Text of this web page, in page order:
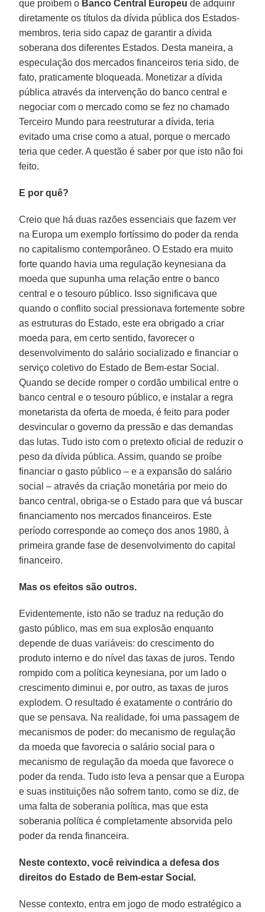
que proíbem o Banco Central Europeu de adquirir
diretamente os títulos da dívida pública dos Estados-
membros, teria sido capaz de garantir a dívida
soberana dos diferentes Estados. Desta maneira, a
especulação dos mercados financeiros teria sido, de
fato, praticamente bloqueada. Monetizar a dívida
pública através da intervenção do banco central e
negociar com o mercado como se fez no chamado
Terceiro Mundo para reestruturar a dívida, teria
evitado uma crise como a atual, porque o mercado
teria que ceder. A questão é saber por que isto não foi
feito.
E por quê?
Creio que há duas razões essenciais que fazem ver
na Europa um exemplo fortíssimo do poder da renda
no capitalismo contemporâneo. O Estado era muito
forte quando havia uma regulação keynesiana da
moeda que supunha uma relação entre o banco
central e o tesouro público. Isso significava que
quando o conflito social pressionava fortemente sobre
as estruturas do Estado, este era obrigado a criar
moeda para, em certo sentido, favorecer o
desenvolvimento do salário socializado e financiar o
serviço coletivo do Estado de Bem-estar Social.
Quando se decide romper o cordão umbilical entre o
banco central e o tesouro público, e instalar a regra
monetarista da oferta de moeda, é feito para poder
desvincular o governo da pressão e das demandas
das lutas. Tudo isto com o pretexto oficial de reduzir o
peso da dívida pública. Assim, quando se proíbe
financiar o gasto público – e a expansão do salário
social – através da criação monetária por meio do
banco central, obriga-se o Estado para que vá buscar
financiamento nos mercados financeiros. Este
período corresponde ao começo dos anos 1980, à
primeira grande fase de desenvolvimento do capital
financeiro.
Mas os efeitos são outros.
Evidentemente, isto não se traduz na redução do
gasto público, mas em sua explosão enquanto
depende de duas variáveis: do crescimento do
produto interno e do nível das taxas de juros. Tendo
rompido com a política keynesiana, por um lado o
crescimento diminui e, por outro, as taxas de juros
explodem. O resultado é exatamente o contrário do
que se pensava. Na realidade, foi uma passagem de
mecanismos de poder: do mecanismo de regulação
da moeda que favorecia o salário social para o
mecanismo de regulação da moeda que favorece o
poder da renda. Tudo isto leva a pensar que a Europa
e suas instituições não sofrem tanto, como se diz, de
uma falta de soberania política, mas que esta
soberania política é completamente absorvida pelo
poder da renda financeira.
Neste contexto, você reivindica a defesa dos
direitos do Estado de Bem-estar Social.
Nesse contexto, entra em jogo de modo estratégico a